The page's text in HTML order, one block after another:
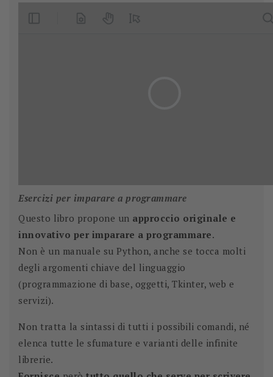
Esercizi per imparare a programmare
Questo libro propone un approccio originale e
innovativo per imparare a programmare.
Non è un manuale su Python, anche se tocca molti
degli argomenti chiave del linguaggio
(programmazione di base, oggetti, Tkinter, web e
servizi).
Non tratta la sintassi di tutti i possibili comandi, né
elenca tutte le sfumature e varianti delle infinite
librerie.